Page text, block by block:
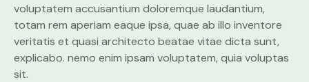
voluptatem accusantium doloremque laudantium,
totam rem aperiam eaque ipsa, quae ab illo inventore
veritatis et quasi architecto beatae vitae dicta sunt,
explicabo. nemo enim ipsam voluptatem, quia voluptas
sit.